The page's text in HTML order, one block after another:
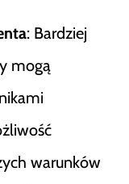
: Bardziej
mogą
warunków